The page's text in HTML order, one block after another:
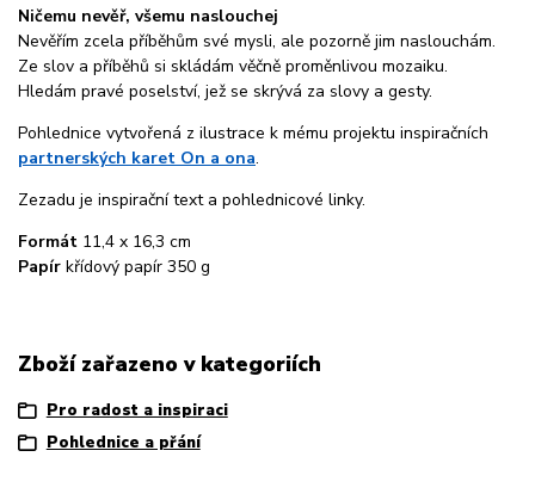
Ničemu nevěř, všemu naslouchej
Nevěřím zcela příběhům své mysli, ale pozorně jim naslouchám.
Ze slov a příběhů si skládám věčně proměnlivou mozaiku.
Hledám pravé poselství, jež se skrývá za slovy a gesty.
Pohlednice vytvořená z ilustrace k mému projektu inspiračních
partnerských karet On a ona.
Zezadu je inspirační text a pohlednicové linky.
Formát 11,4 x 16,3 cm
Papír křídový papír 350 g
Zboží zařazeno v kategoriích
Pro radost a inspiraci
Pohlednice a přání